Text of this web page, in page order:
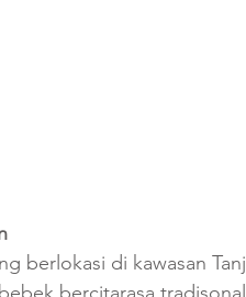
berlokasi di kawasan